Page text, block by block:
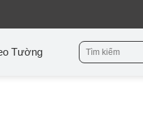
Tường
Tìm
kiếm: